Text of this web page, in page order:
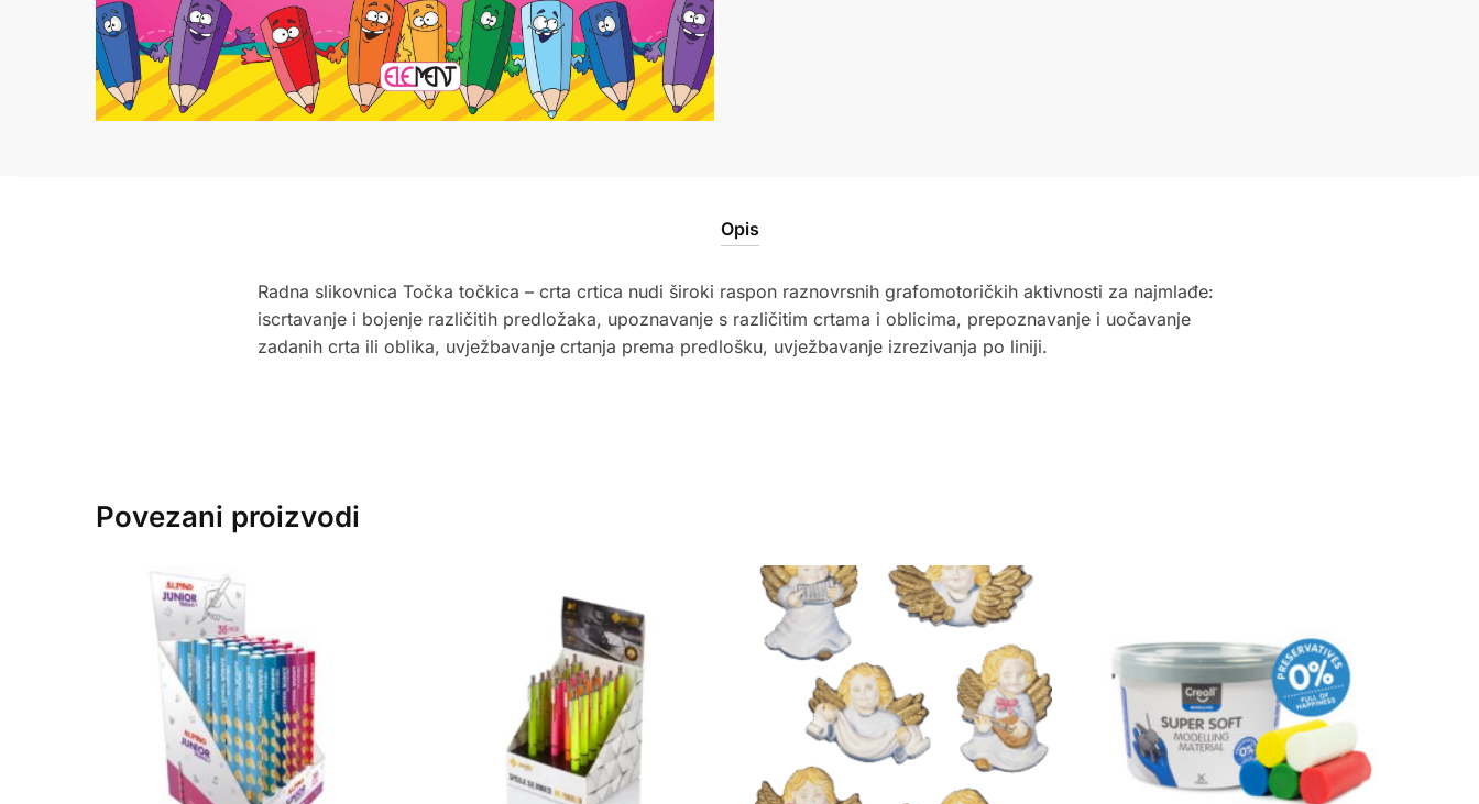
Opis
Radna slikovnica Točka točkica – crta crtica nudi široki raspon raznovrsnih grafomotoričkih aktivnosti za najmlađe:
iscrtavanje i bojenje različitih predložaka, upoznavanje s različitim crtama i oblicima, prepoznavanje i uočavanje
zadanih crta ili oblika, uvježbavanje crtanja prema predlošku, uvježbavanje izrezivanja po liniji.
Povezani proizvodi